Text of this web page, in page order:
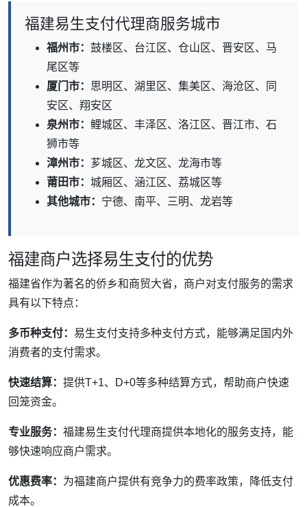
福建易生支付代理商服务城市
福州市： 鼓楼区、台江区、仓山区、晋安区、马
尾区等
厦门市： 思明区、湖里区、集美区、海沧区、同
安区、翔安区
泉州市： 鲤城区、丰泽区、洛江区、晋江市、石
狮市等
漳州市： 芗城区、龙文区、龙海市等
莆田市： 城厢区、涵江区、荔城区等
其他城市： 宁德、南平、三明、龙岩等
福建商户选择易生支付的优势
福建省作为著名的侨乡和商贸大省，商户对支付服务的需求
具有以下特点：
多币种支付： 易生支付支持多种支付方式，能够满足国内外
消费者的支付需求。
快速结算： 提供T+1、D+0等多种结算方式，帮助商户快速
回笼资金。
专业服务： 福建易生支付代理商提供本地化的服务支持，能
够快速响应商户需求。
优惠费率： 为福建商户提供有竞争力的费率政策，降低支付
成本。